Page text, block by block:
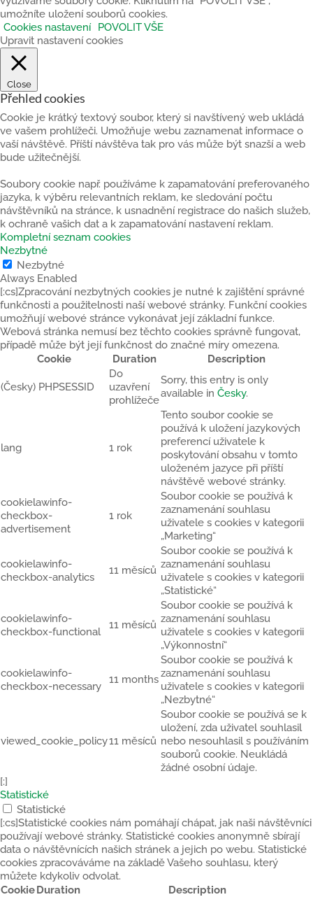
umožníte uložení souborů cookies.
Cookies nastavení
POVOLIT VŠE
Upravit nastavení cookies
Close
Přehled cookies
Cookie je krátký textový soubor, který si navštívený web ukládá
ve vašem prohlížeči. Umožňuje webu zaznamenat informace o
vaší návštěvě. Příští návštěva tak pro vás může být snazší a web
bude užitečnější.
Soubory cookie např. používáme k zapamatování preferovaného
jazyka, k výběru relevantních reklam, ke sledování počtu
návštěvníků na stránce, k usnadnění registrace do našich služeb,
k ochraně vašich dat a k zapamatování nastavení reklam.
Kompletní seznam cookies
Nezbytné
Nezbytné
Always Enabled
[:cs]Zpracování nezbytných cookies je nutné k zajištění správné
funkčnosti a použitelnosti naší webové stránky. Funkční cookies
umožňují webové stránce vykonávat její základní funkce.
Webová stránka nemusí bez těchto cookies správně fungovat,
případě může být její funkčnost do značné míry omezena.
Cookie
Duration Description
(Česky) PHPSESSID
Do
uzavření
prohlížeče
Sorry, this entry is only
available in Česky.
lang 1 rok
Tento soubor cookie se
používá k uložení jazykových
preferencí uživatele k
poskytování obsahu v tomto
uloženém jazyce při příští
návštěvě webové stránky.
cookielawinfo-
checkbox-
advertisement
1 rok
Soubor cookie se používá k
zaznamenání souhlasu
uživatele s cookies v kategorii
„Marketing“
cookielawinfo-
checkbox-analytics
11 měsíců
Soubor cookie se používá k
zaznamenání souhlasu
uživatele s cookies v kategorii
„Statistické“
cookielawinfo-
checkbox-functional
11 měsíců
Soubor cookie se používá k
zaznamenání souhlasu
uživatele s cookies v kategorii
„Výkonnostní“
cookielawinfo-
checkbox-necessary
11 months
Soubor cookie se používá k
zaznamenání souhlasu
uživatele s cookies v kategorii
„Nezbytné“
viewed_cookie_policy11 měsíců
Soubor cookie se používá se k
uložení, zda uživatel souhlasil
nebo nesouhlasil s používáním
souborů cookie. Neukládá
žádné osobní údaje.
[:]
Statistické
Statistické
[:cs]Statistické cookies nám pomáhají chápat, jak naši návštěvníci
používají webové stránky. Statistické cookies anonymně sbírají
data o návštěvnících našich stránek a jejich po webu. Statistické
cookies zpracováváme na základě Vašeho souhlasu, který
můžete kdykoliv odvolat.
CookieDuration Description